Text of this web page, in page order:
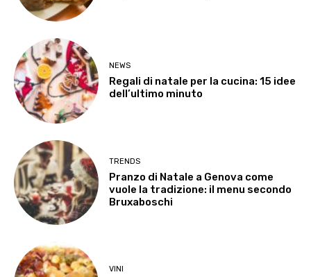
NEWS
Regali di natale per la cucina: 15 idee
dell’ultimo minuto
TRENDS
Pranzo di Natale a Genova come
vuole la tradizione: il menu secondo
Bruxaboschi
VINI